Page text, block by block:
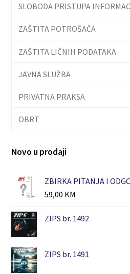
SLOBODA PRISTUPA
ZAŠTITA POTROŠAČA
ZAŠTITA LIČNIH PODATAKA
JAVNA SLUŽBA
PRIVATNA PRAKSA
OBRT
Novo u prodaji
ZBIRKA PITANJA I
59,00 KM
ZIPS br. 1492
ZIPS br. 1491